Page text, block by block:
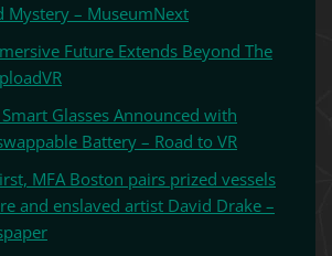
Mystery – MuseumNext
Future Extends Beyond The
Glasses Announced with
Battery – Road to VR
MFA Boston pairs prized vessels
and enslaved artist David Drake –